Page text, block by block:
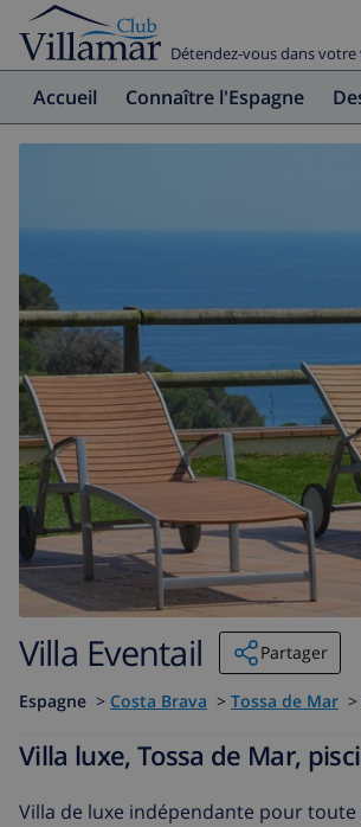
Détendez-vous dans
Accueil Connaître l'Espagne
Villa Eventail Partager
Espagne > Costa Brava > Tossa de Mar >
Villa luxe, Tossa de Mar,
Villa de luxe indépendante pour toute